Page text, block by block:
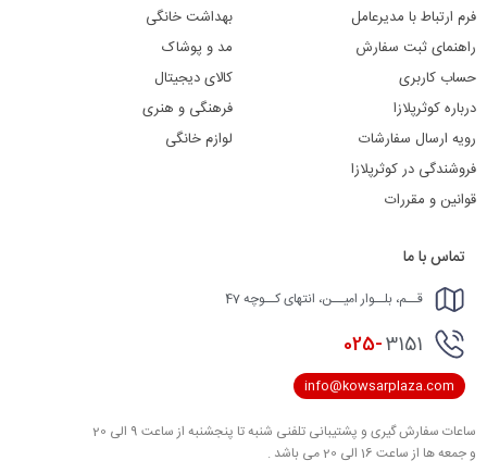
فرم ارتباط با مدیرعامل
راهنمای ثبت سفارش
حساب کاربری
درباره کوثرپلازا
رویه ارسال سفارشات
فروشندگی در کوثرپلازا
قوانین و مقررات
بهداشت خانگی
مد و پوشاک
کالای دیجیتال
فرهنگی و هنری
لوازم خانگی
تماس با ما
قــم، بلــوار امیــن، انتهای کــوچه 47
025-3151
info@kowsarplaza.com
ساعات سفارش گیری و پشتیبانی تلفنی شنبه تا پنجشنبه از ساعت 9 الی 20
و جمعه ها از ساعت 16 الی 20 می باشد .